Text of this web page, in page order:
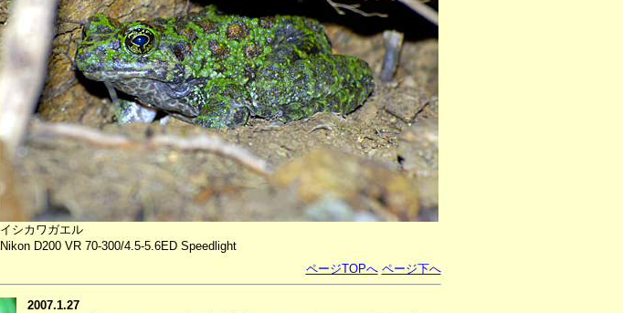
イシカワガエル
Nikon D200 VR 70-300/4.5-5.6ED Speedlight
ページTOPへ ページ下へ
2007.1.27